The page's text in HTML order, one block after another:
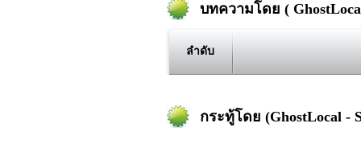
บทความโดย (
ลำดับ
กระทู้โดย (GhostLocal -